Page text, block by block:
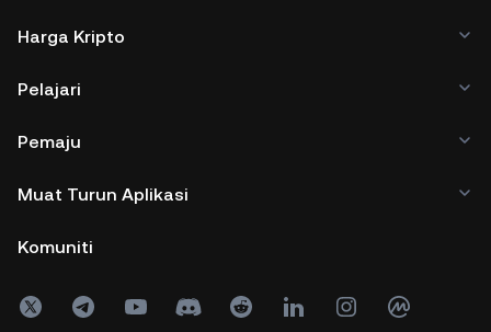
Harga Kripto
Pelajari
Pemaju
Muat Turun Aplikasi
Komuniti